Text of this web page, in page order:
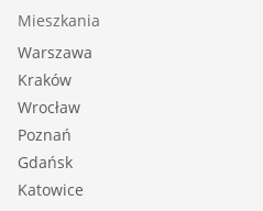
Mieszkania
Warszawa
Kraków
Wrocław
Poznań
Gdańsk
Katowice